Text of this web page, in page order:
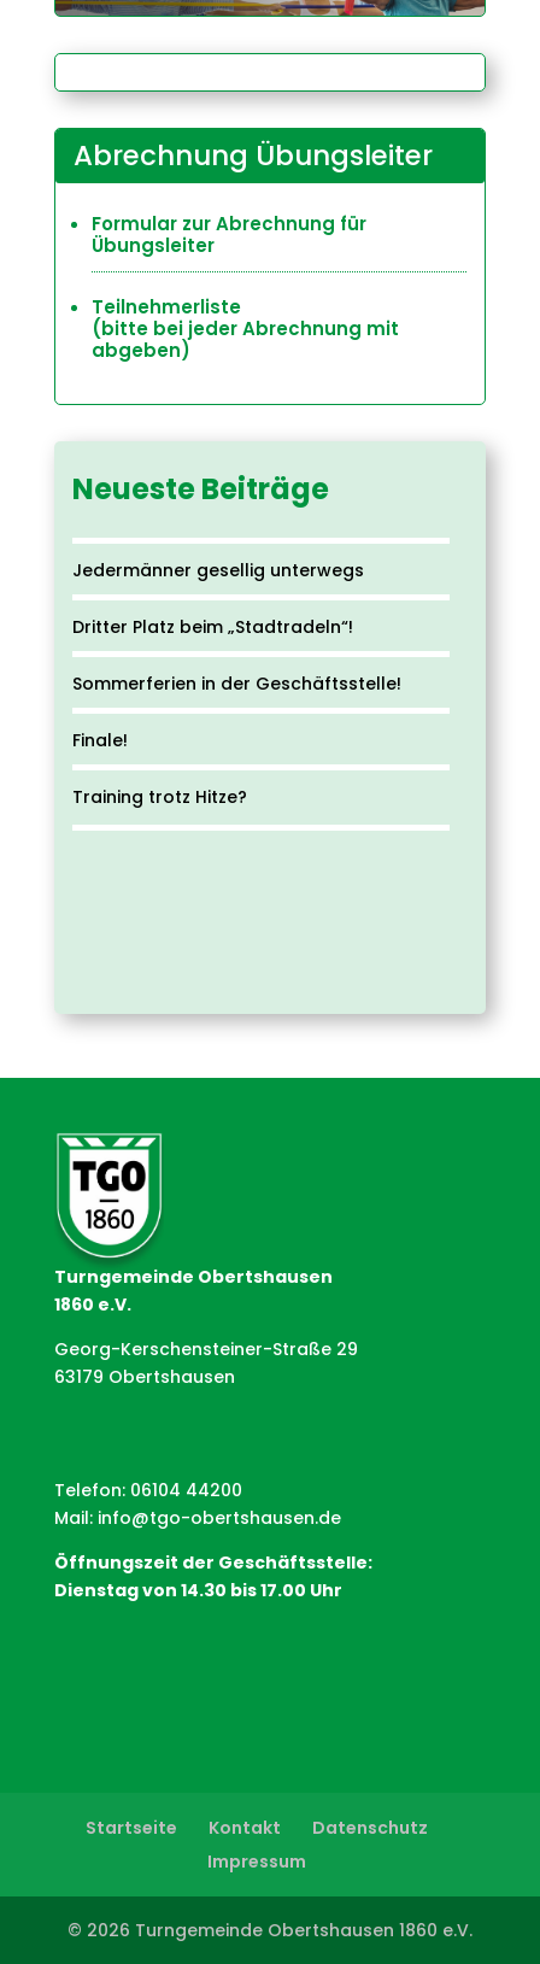
Abrechnung Übungsleiter
Formular zur Abrechnung für
Übungsleiter
Teilnehmerliste
(bitte bei jeder Abrechnung mit
abgeben)
Neueste Beiträge
Jedermänner gesellig unterwegs
Dritter Platz beim „Stadtradeln“!
Sommerferien in der Geschäftsstelle!
Finale!
Training trotz Hitze?
Turngemeinde Obertshausen
1860 e.V.
Georg-Kerschensteiner-Straße 29
63179 Obertshausen
Telefon: 06104 44200
Mail: info@tgo-obertshausen.de
Öffnungszeit der Geschäftsstelle:
Dienstag von 14.30 bis 17.00 Uhr
Startseite Kontakt
Datenschutz
Impressum
© 2026 Turngemeinde Obertshausen 1860 e.V.